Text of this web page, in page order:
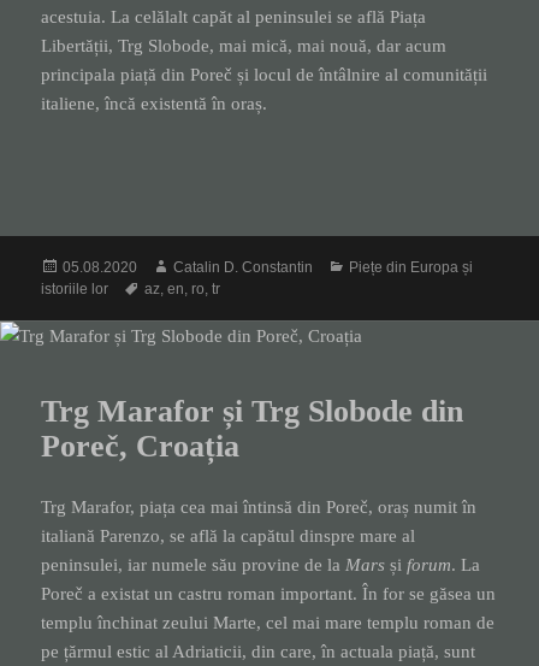
acestuia. La celălalt capăt al peninsulei se află Piața
Libertății, Trg Slobode, mai mică, mai nouă, dar acum
principala piață din Poreč și locul de întâlnire al comunității
italiene, încă existentă în oraș.
Posted
on
05.08.2020 Author
Catalin D. Constantin Categories
Piețe din Europa și
istoriile lor
Tags
az ,en ro ,tr
Trg Marafor și Trg Slobode din
Poreč, Croația
Trg Marafor, piața cea mai întinsă din Poreč, oraș numit în
italiană Parenzo, se află la capătul dinspre mare al
peninsulei, iar numele său provine de la Mars și forum. La
Poreč a existat un castru roman important. În for se găsea un
templu închinat zeului Marte, cel mai mare templu roman de
pe țărmul estic al Adriaticii, din care, în actuala piață, sunt